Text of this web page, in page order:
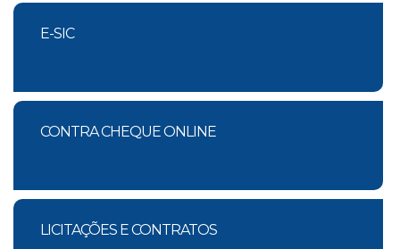
E-SIC
CONTRA CHEQUE ONLINE
LICITAÇÕES E CONTRATOS